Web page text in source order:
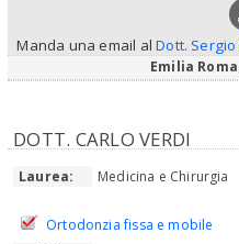
Manda una email alDott. Sergio
Emilia
DOTT. CARLO VERDI
Laurea: Medicina e Chirurgia
Ortodonzia fissa e mobile